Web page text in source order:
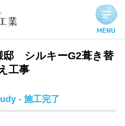
G2葺き替え工事 | 施工完了実
シルキーG2葺き替
工事
- 施工完了